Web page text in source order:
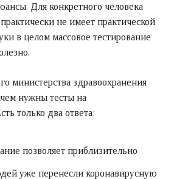
Для конкретного человека
не имеет практической
в целом массовое тестирование
министерства здравоохранения
нужны тесты на
только два ответа:
позволяет приблизительно
уже перенесли коронавирусную